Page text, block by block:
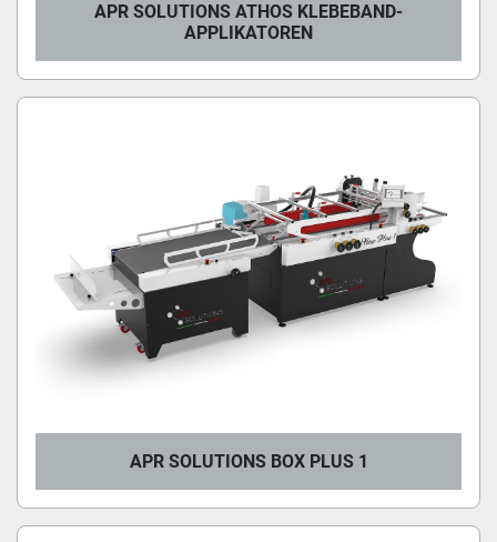
APR SOLUTIONS ATHOS KLEBEBAND-
APPLIKATOREN
APR SOLUTIONS BOX PLUS 1